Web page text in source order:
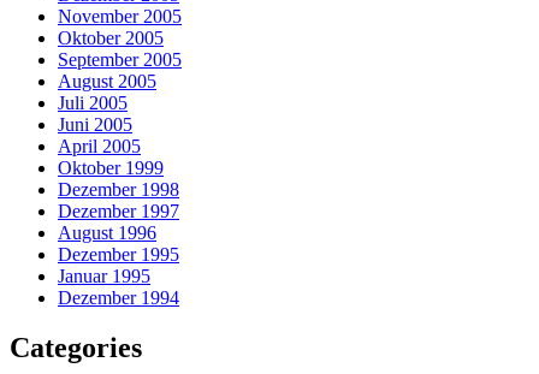
November 2005
Oktober 2005
September 2005
August 2005
Juli 2005
Juni 2005
April 2005
Oktober 1999
Dezember 1998
Dezember 1997
August 1996
Dezember 1995
Januar 1995
Dezember 1994
Categories